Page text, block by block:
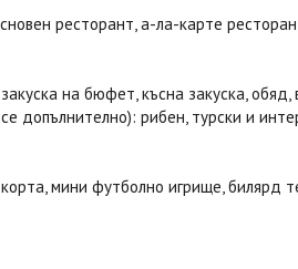
ресторант, а-ла-карте
на бюфет, късна закуска, обяд,
допълнително): рибен, турски и
мини футболно игрище, билярд